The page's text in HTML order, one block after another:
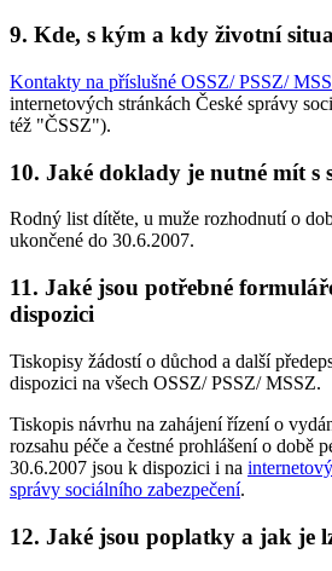
9. Kde, s kým a kdy životní
Kontakty na příslušné OSSZ/ PSSZ/
internetových stránkách České správy
též "ČSSZ").
10. Jaké doklady je nutné mít s
Rodný list dítěte, u muže rozhodnutí o
ukončené do 30.6.2007.
11. Jaké jsou potřebné
dispozici
Tiskopisy žádostí o důchod a další
dispozici na všech OSSZ/ PSSZ/ MSSZ.
Tiskopis návrhu na zahájení řízení o
rozsahu péče a čestné prohlášení o době
30.6.2007 jsou k dispozici i na
správy sociálního zabezpečení.
12. Jaké jsou poplatky a jak je